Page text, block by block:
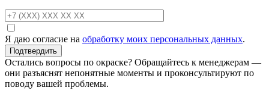
Я даю согласие на обработку моих персональных данных.
Остались вопросы по окраске? Обращайтесь к менеджерам —
они разъяснят непонятные моменты и проконсультируют по
поводу вашей проблемы.